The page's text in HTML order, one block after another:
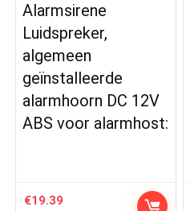
Alarmsirene
Luidspreker,
algemeen
geïnstalleerde
alarmhoorn DC 12V
ABS voor alarmhost:
€19.39